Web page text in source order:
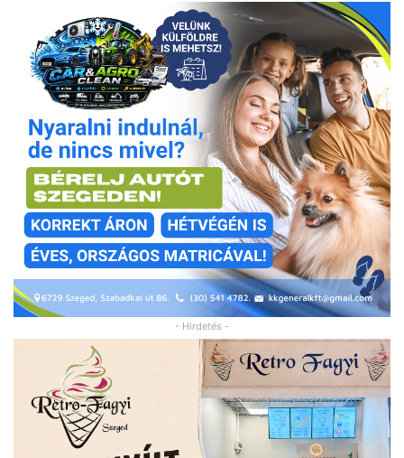
- Hirdetés -